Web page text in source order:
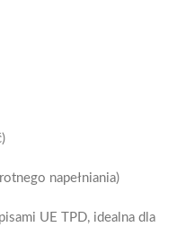
napełniania)
UE TPD, idealna dla